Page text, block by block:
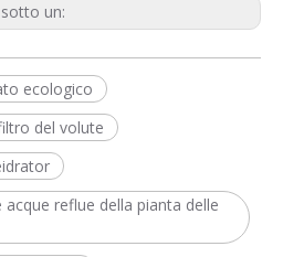
sotto un:
ecologico
del volute
reflue della pianta delle